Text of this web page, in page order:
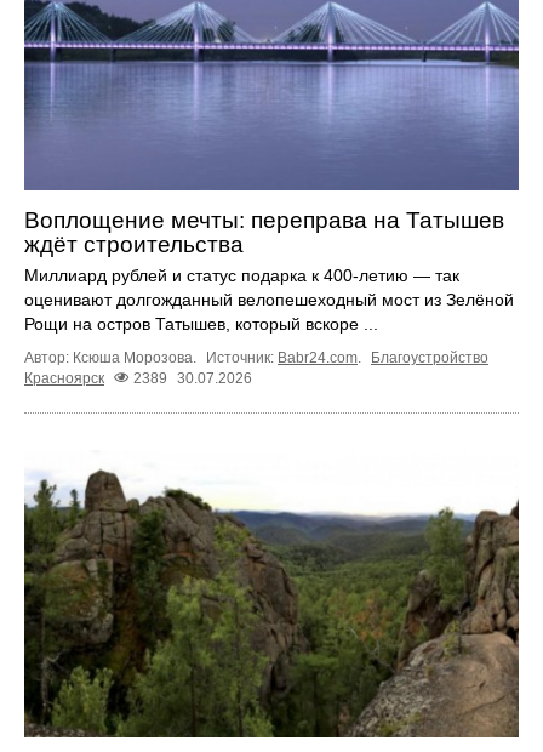
Воплощение мечты: переправа на Татышев
ждёт строительства
Миллиард рублей и статус подарка к 400-летию — так
оценивают долгожданный велопешеходный мост из Зелёной
Рощи на остров Татышев, который вскоре ...
Автор: Ксюша Морозова. Источник: Babr24.com.
Благоустройство
Красноярск
2389 30.07.2026